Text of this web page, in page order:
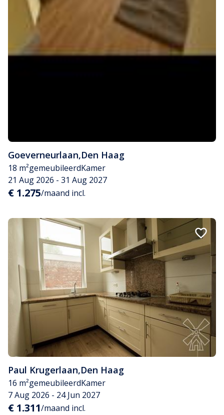
Goeverneurlaan,Den Haag
18 m²gemeubileerdKamer
21 Aug 2026 - 31 Aug 2027
€ 1.275/maand incl.
Paul Krugerlaan,Den Haag
16 m²gemeubileerdKamer
7 Aug 2026 - 24 Jun 2027
€ 1.311/maand incl.